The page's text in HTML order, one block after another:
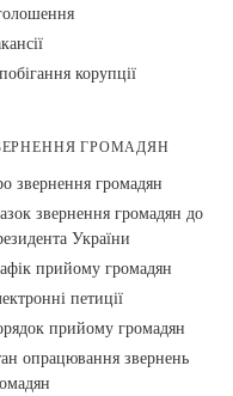
корупції
ГРОМАДЯН
звернення громадян
звернення громадян до
України
прийому громадян
петиції
прийому громадян
опрацювання звернень